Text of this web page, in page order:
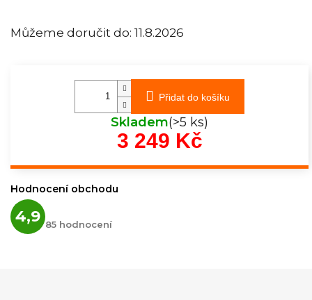
Můžeme doručit do: 11.8.2026
Přidat do košíku
Skladem(>5 ks)
3 249 KčMěrná
Hodnocení obchodu
4,9 hodnocení
obchodu
85 hodnocení